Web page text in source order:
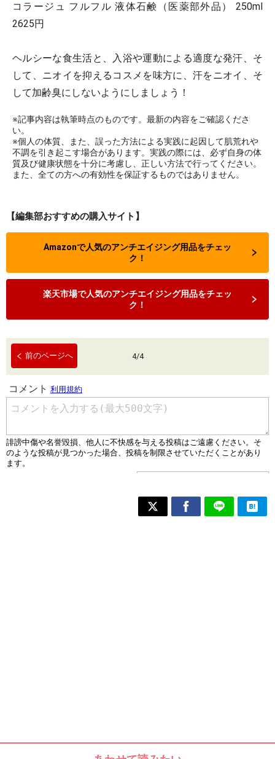
コラージュ フルフル 液体石鹸（医薬部外品） 250ml
2625円
ヘルシーな食生活と、入浴や運動による適度な発汗、そ
して、ニオイを抑えるコスメを味方に、汗をニオイ、そ
して加齢臭にしないようにしましょう！
※記事内容は執筆時点のものです。最新の内容をご確認くださ
い。
※個人の体質、また、誤った方法による実践に起因して肌荒れや
不調を引き起こす場合があります。実践の際には、必ず自身の体
質及び健康状態を十分に考慮し、正しい方法で行ってください。
また、全ての方への有効性を保証するものではありません。
【編集部おすすめの購入サイト】
Amazonで人気のアンチエイジング用品をチェッ
ク！
楽天市場で人気のアンチエイジング用品をチェッ
ク！
前のページへ 4/4